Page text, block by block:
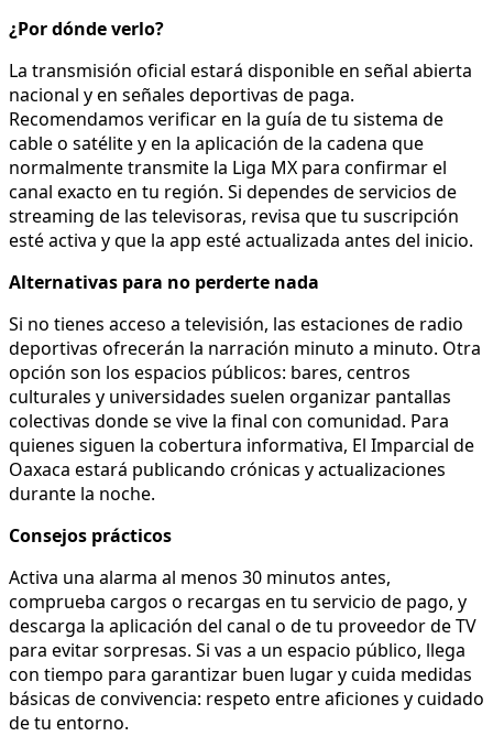
¿Por dónde verlo?
La transmisión oficial estará disponible en señal abierta
nacional y en señales deportivas de paga.
Recomendamos verificar en la guía de tu sistema de
cable o satélite y en la aplicación de la cadena que
normalmente transmite la Liga MX para confirmar el
canal exacto en tu región. Si dependes de servicios de
streaming de las televisoras, revisa que tu suscripción
esté activa y que la app esté actualizada antes del inicio.
Alternativas para no perderte nada
Si no tienes acceso a televisión, las estaciones de radio
deportivas ofrecerán la narración minuto a minuto. Otra
opción son los espacios públicos: bares, centros
culturales y universidades suelen organizar pantallas
colectivas donde se vive la final con comunidad. Para
quienes siguen la cobertura informativa, El Imparcial de
Oaxaca estará publicando crónicas y actualizaciones
durante la noche.
Consejos prácticos
Activa una alarma al menos 30 minutos antes,
comprueba cargos o recargas en tu servicio de pago, y
descarga la aplicación del canal o de tu proveedor de TV
para evitar sorpresas. Si vas a un espacio público, llega
con tiempo para garantizar buen lugar y cuida medidas
básicas de convivencia: respeto entre aficiones y cuidado
de tu entorno.